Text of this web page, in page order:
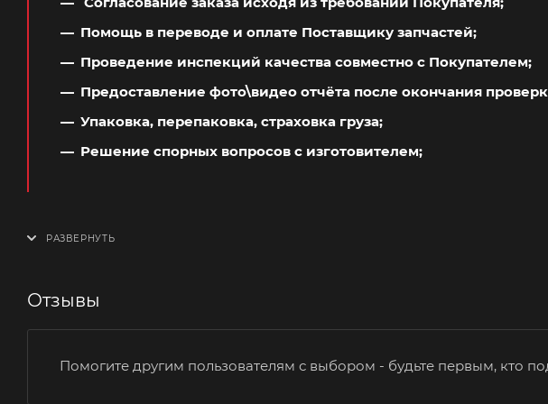
Помощь в переводе и оплате Поставщику запчастей;
Проведение инспекций качества совместно с Покупателем;
Предоставление фото\видео отчёта после окончания
Упаковка, перепаковка, страховка груза;
Решение спорных вопросов с изготовителем;
Отзывы
Помогите другим пользователям с выбором - будьте первым, кто